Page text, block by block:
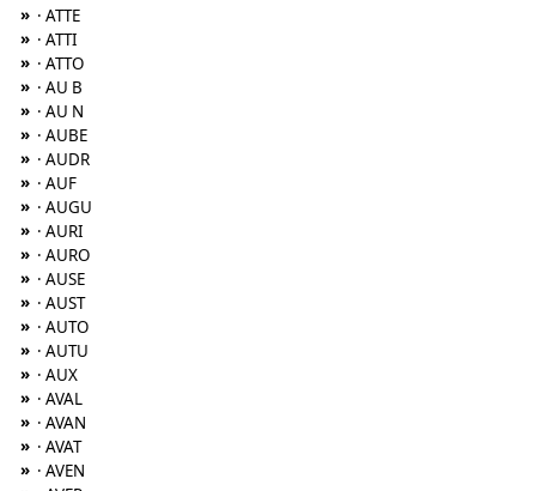
» · ATTE
» · ATTI
» · ATTO
» · AU B
» · AU N
» · AUBE
» · AUDR
» · AUF
» · AUGU
» · AURI
» · AURO
» · AUSE
» · AUST
» · AUTO
» · AUTU
» · AUX
» · AVAL
» · AVAN
» · AVAT
» · AVEN